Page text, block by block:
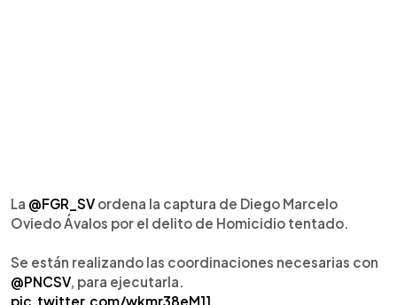
La @FGR_SV ordena la captura de Diego Marcelo
Oviedo Ávalos por el delito de Homicidio tentado.
Se están realizando las coordinaciones necesarias con
@PNCSV, para ejecutarla.
pic.twitter.com/wkmr38eM11